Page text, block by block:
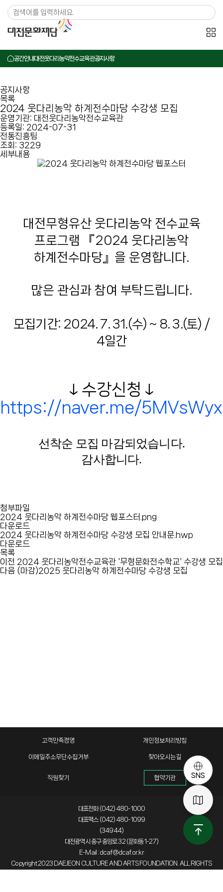
메뉴 바로가기
본문 바로가기
공간안내대전웃다리농악전수교육관공지사항
SNS
공지사항
목록
2024 웃다리농악 하계전수마당 수강생 모집
운영기관: 대전웃다리농악전수교육관
등록일: 2024-07-31
전통진흥팀
조회: 3229
세부내용
대전무형유산 웃다리농악 전수교육
프 로그램 『2024 웃다리농악
하계전수마당 』 을 운영합니다.
많은 관심과 참여 부탁드립니다.
모집기간: 2024. 7. 31.(수) ~ 8. 3.(토) /
4일간
↓수강신청 ↓
https://naver.me/
선착순 모집 마감되었습니다.
감사합니다.
첨부파일
2024 웃다리농악 하계전수마당 웹포스터.png
다운로드
2024 웃다리농악 하계전수마당 수강생 모집 안내문.hwp
다운로드
목록
이전 2024 웃다리농악전수교육관 '무형문화전수학교' 수강생 모집
다음 (마감)2025 웃다리농악 하계전수마당 수강생 모집
고객만족경영 개인정보처리방침
이메일주소무단수집거부 찾아오시는길
직원찾기 협약기관
대표전화 (042) 480-1000
대표팩스 (042) 480-1099
(34944)
대전광역시 중구 중앙로 32 (문화동 1-27)
E-Mail : dcaf@dcaf.or.kr
Copyright 2023 DAEJEON CULTURE AND ARTS FOUNDATION. ALL RIGHTS